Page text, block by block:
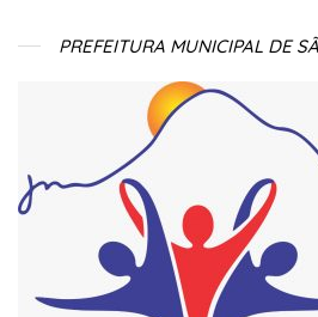
PREFEITURA MUNICIPAL DE